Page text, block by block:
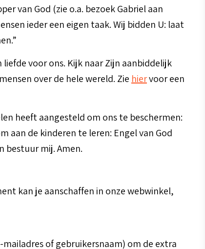
van God (zie o.a. bezoek Gabriel aan
ieder een eigen taak. Wij bidden U: laat
liefde voor ons. Kijk naar Zijn aanbiddelijk
over de hele wereld. Zie hiervoor een
heeft aangesteld om ons te beschermen:
aan de kinderen te leren: Engel van God
bestuur mij. Amen.
kan je aanschaffen in onze webwinkel,
of gebruikersnaam) om de extra